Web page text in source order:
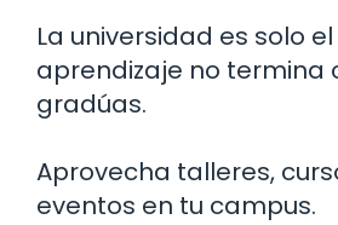
La universidad es solo
aprendizaje no termina
gradúas.
Aprovecha talleres,
eventos en tu campus.